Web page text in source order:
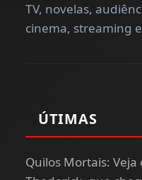
TV, novelas,
cinema, streaming
ÚTIMAS
Quilos Mortais: